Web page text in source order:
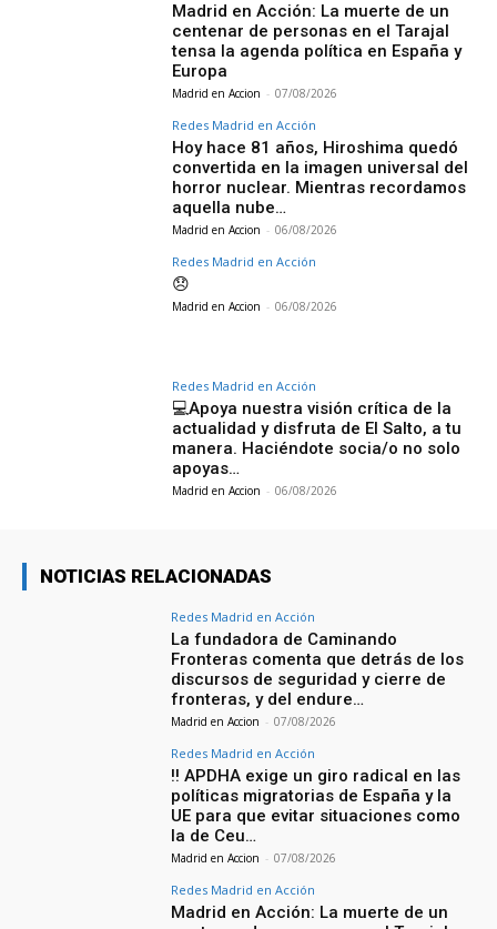
Madrid en Acción: La muerte de un
centenar de personas en el Tarajal
tensa la agenda política en España y
Europa
Madrid en Accion - 07/08/2026
Redes Madrid en Acción
Hoy hace 81 años, Hiroshima quedó
convertida en la imagen universal del
horror nuclear. Mientras recordamos
aquella nube…
Madrid en Accion - 06/08/2026
Redes Madrid en Acción
😞
Madrid en Accion - 06/08/2026
Redes Madrid en Acción
💻Apoya nuestra visión crítica de la
actualidad y disfruta de El Salto, a tu
manera. Haciéndote socia/o no solo
apoyas…
Madrid en Accion - 06/08/2026
NOTICIAS RELACIONADAS
Redes Madrid en Acción
La fundadora de Caminando
Fronteras comenta que detrás de los
discursos de seguridad y cierre de
fronteras, y del endure…
Madrid en Accion - 07/08/2026
Redes Madrid en Acción
‼️ APDHA exige un giro radical en las
políticas migratorias de España y la
UE para que evitar situaciones como
la de Ceu…
Madrid en Accion - 07/08/2026
Redes Madrid en Acción
Madrid en Acción: La muerte de un